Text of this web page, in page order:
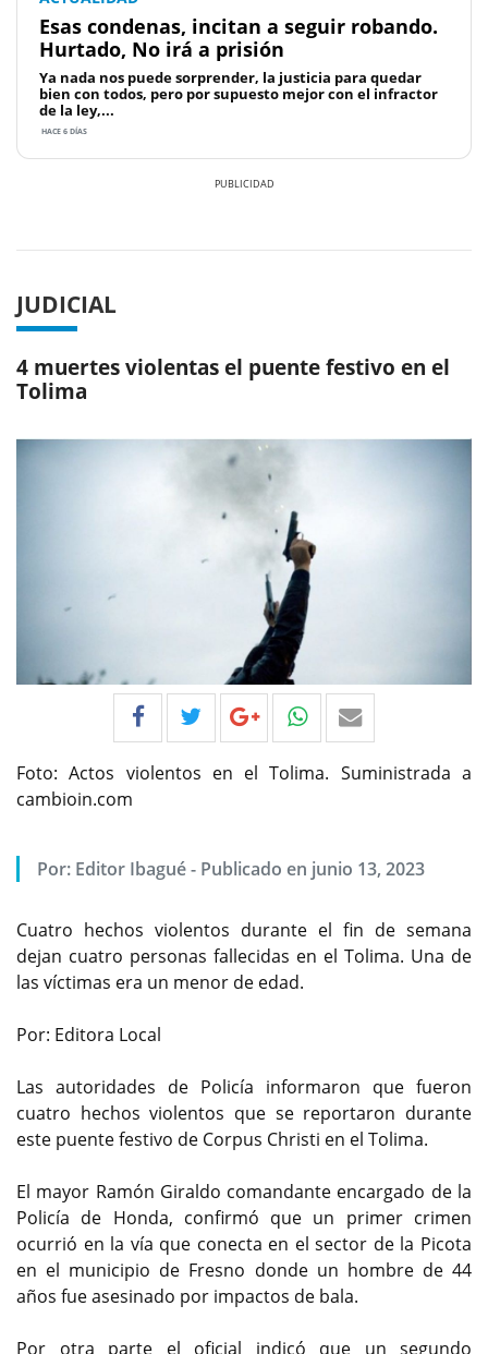
Esas condenas, incitan a seguir robando.
Hurtado, No irá a prisión
Ya nada nos puede sorprender, la justicia para quedar
bien con todos, pero por supuesto mejor con el infractor
de la ley,...
HACE 6 DÍAS
JUDICIAL
4 muertes violentas el puente festivo en el
Tolima
Foto: Actos violentos en el Tolima. Suministrada a
cambioin.com
Por: Editor Ibagué- Publicado en junio 13, 2023
Cuatro hechos violentos durante el fin de semana
dejan cuatro personas fallecidas en el Tolima. Una de
las víctimas era un menor de edad.
Por: Editora Local
Las autoridades de Policía informaron que fueron
cuatro hechos violentos que se reportaron durante
este puente festivo de Corpus Christi en el Tolima.
El mayor Ramón Giraldo comandante encargado de la
Policía de Honda, confirmó que un primer crimen
ocurrió en la vía que conecta en el sector de la Picota
en el municipio de Fresno donde un hombre de 44
años fue asesinado por impactos de bala.
Por otra parte el oficial indicó que un segundo